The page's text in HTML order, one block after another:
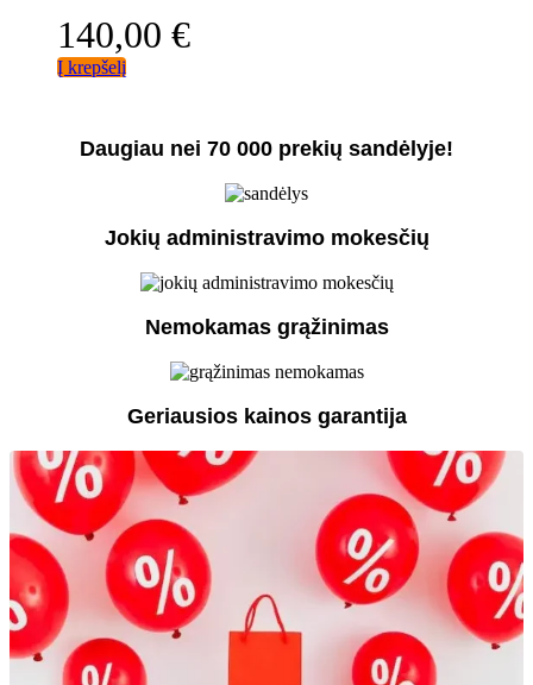
140,00 €
Į krepšelį
Daugiau nei 70 000 prekių sandėlyje!
Jokių administravimo mokesčių
Nemokamas grąžinimas
Geriausios kainos garantija